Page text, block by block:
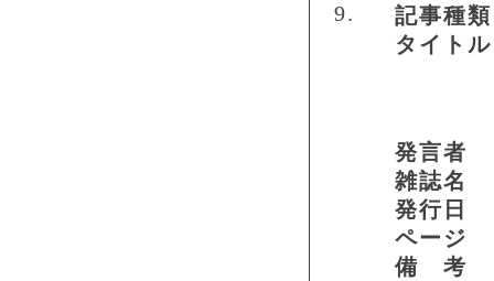
9.
記事種類
タイトル
発言者
雑誌名
発行日
ページ
備 考